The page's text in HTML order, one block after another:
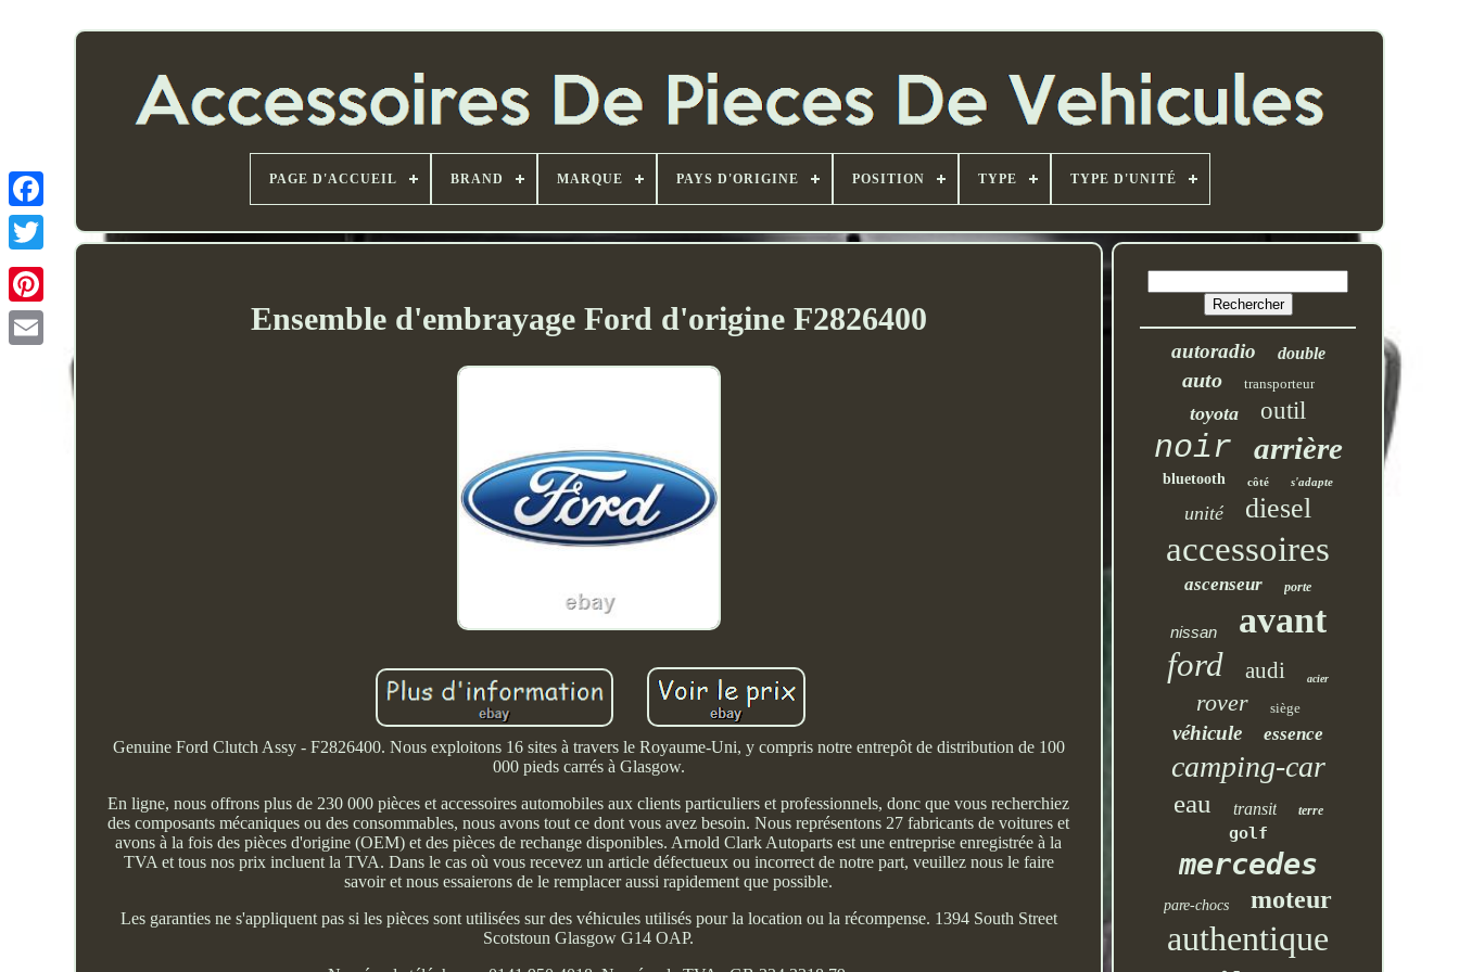
PAGE D'ACCUEIL BRAND MARQUE PAYS D'ORIGINE POSITION TYPE TYPE D'UNITÉ
Ensemble d'embrayage Ford d'origine F2826400
Genuine Ford Clutch Assy - F2826400. Nous exploitons 16 sites à travers le Royaume-Uni, y compris notre entrepôt de distribution de 100
000 pieds carrés à Glasgow.
En ligne, nous offrons plus de 230 000 pièces et accessoires automobiles aux clients particuliers et professionnels, donc que vous recherchiez
des composants mécaniques ou des consommables, nous avons tout ce dont vous avez besoin. Nous représentons 27 fabricants de voitures et
avons à la fois des pièces d'origine (OEM) et des pièces de rechange disponibles. Arnold Clark Autoparts est une entreprise enregistrée à la
TVA et tous nos prix incluent la TVA. Dans le cas où vous recevez un article défectueux ou incorrect de notre part, veuillez nous le faire
savoir et nous essaierons de le remplacer aussi rapidement que possible.
Les garanties ne s'appliquent pas si les pièces sont utilisées sur des véhicules utilisés pour la location ou la récompense. 1394 South Street
Scotstoun Glasgow G14 OAP.
autoradio double
auto transporteur
toyota outil
noir arrière
bluetooth côté s'adapte
unité diesel
accessoires
ascenseur porte
nissan avant
ford audi acier
rover siège
véhicule essence
camping-car
eau transit terre
golf
mercedes
pare-chocs moteur
authentique